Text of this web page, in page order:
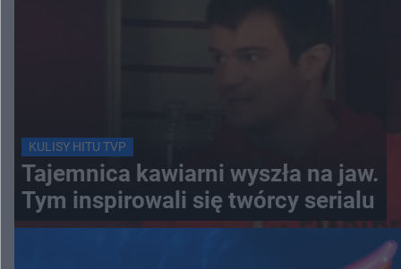
KULISY HITU TVP
Tajemnica kawiarni wyszła na jaw.
Tym inspirowali się twórcy serialu